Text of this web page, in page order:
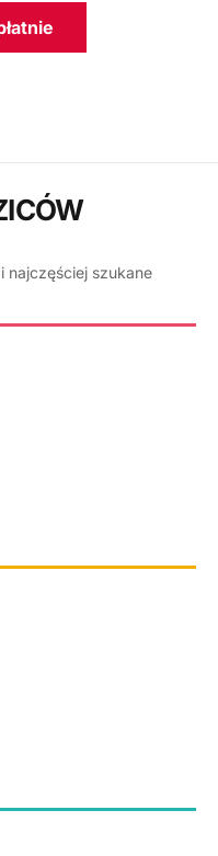
najczęściej szukane